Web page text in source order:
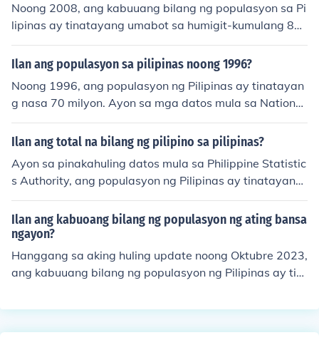
babae.
Noong 2008, ang kabuuang bilang ng populasyon sa Pi
lipinas ay tinatayang umabot sa humigit-kumulang 88
milyong tao. Ang datos na ito ay batay sa mga opisyal
na tala at pagsusuri mula sa mga ahensya ng gobyern
ng populasyon ay patuloy na naging isang mahalagan
g usapin sa mga patakaran at plano ng bansa.
Ilan ang populasyon sa pilipinas noong 1996?
Noong 1996, ang populasyon ng Pilipinas ay tinatayan
g nasa 70 milyon. Ayon sa mga datos mula sa National
Statistics Office, patuloy ang pagtaas ng populasyon s
a bansa sa mga panahong iyon. Ang mabilis na paglag
miya at serbisyong panlipunan.
Ilan ang total na bilang ng pilipino sa pilipinas?
Ayon sa pinakahuling datos mula sa Philippine Statistic
s Authority, ang populasyon ng Pilipinas ay tinatayang
mahigit 113 milyon noong 2023. Patuloy ang pagtaas
ng bilang ng mga Pilipino sa bansa, kaya't mahalaga a
ng mga census at iba pang mga pag-aaral para sa ma
s tumpak na impormasyon. Gayunpaman, ang eksakton
g bilang ay nagbabago-bago dahil sa mga natural na
pangyayari at migrasyon.
Ilan ang kabuoang bilang ng populasyon ng ating bansa
ngayon?
Hanggang sa aking huling update noong Oktubre 2023,
ang kabuuang bilang ng populasyon ng Pilipinas ay tin
man, ang tiyak na bilang ay patuloy na nagbabago da